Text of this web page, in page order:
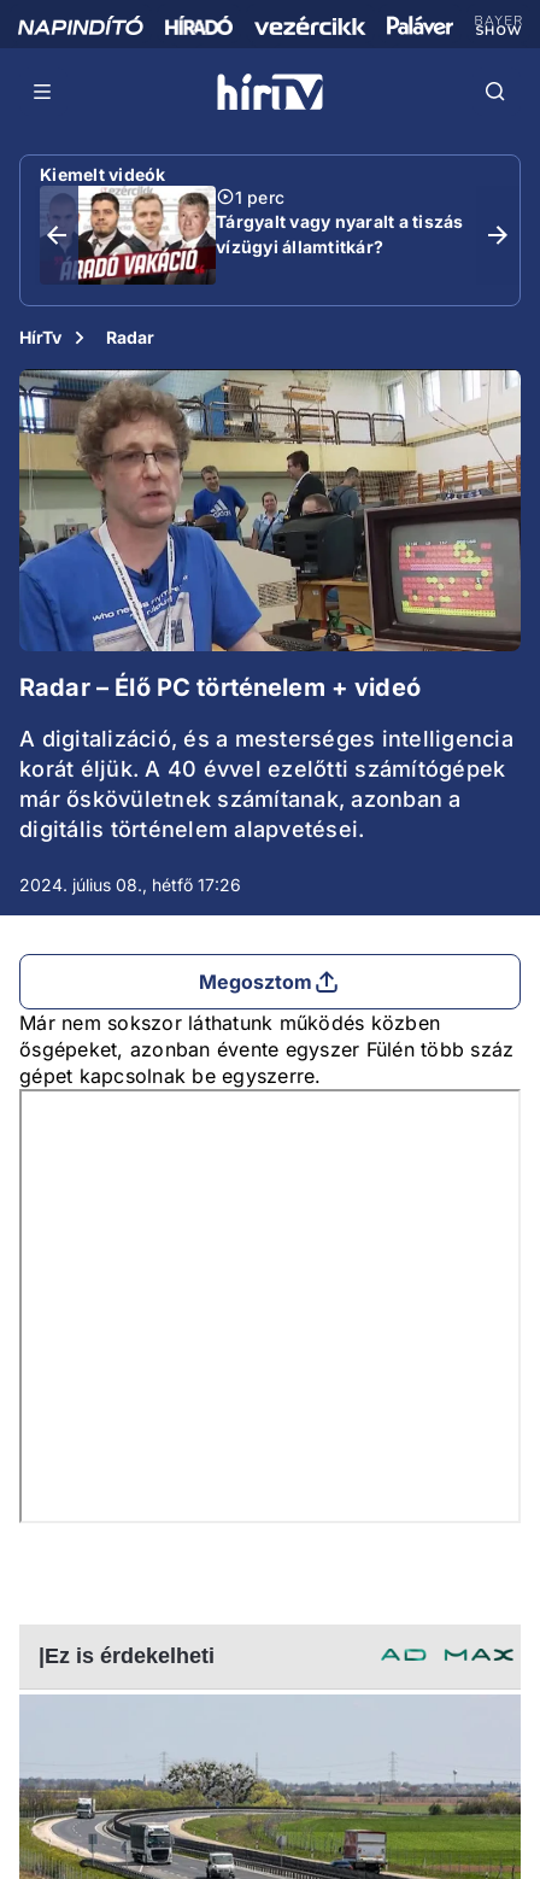
Kiemelt videók
1 perc
Tárgyalt vagy nyaralt a tiszás
vízügyi államtitkár?
HírTv Radar
Radar – Élő PC történelem + videó
A digitalizáció, és a mesterséges intelligencia
korát éljük. A 40 évvel ezelőtti számítógépek
már őskövületnek számítanak, azonban a
digitális történelem alapvetései.
2024. július 08., hétfő 17:26
Megosztom
Már nem sokszor láthatunk működés közben
ősgépeket, azonban évente egyszer Fülén több száz
gépet kapcsolnak be egyszerre.